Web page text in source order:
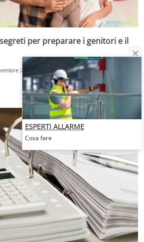
per preparare i genitori e il
2025
ESPERTI ALLARME
Cosa fare